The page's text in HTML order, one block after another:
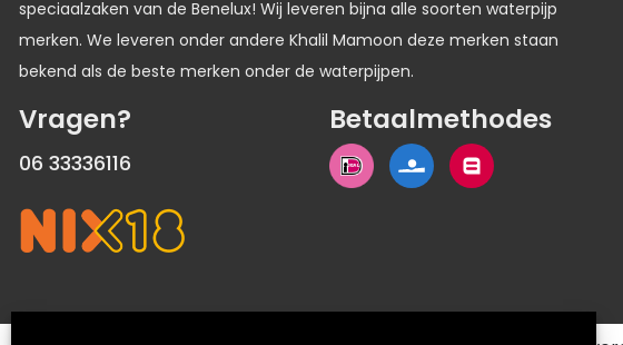
speciaalzaken van de Benelux! Wij leveren bijna alle soorten waterpijp
merken. We leveren onder andere Khalil Mamoon deze merken staan
bekend als de beste merken onder de waterpijpen.
Vragen?
06 33336116
Betaalmethodes